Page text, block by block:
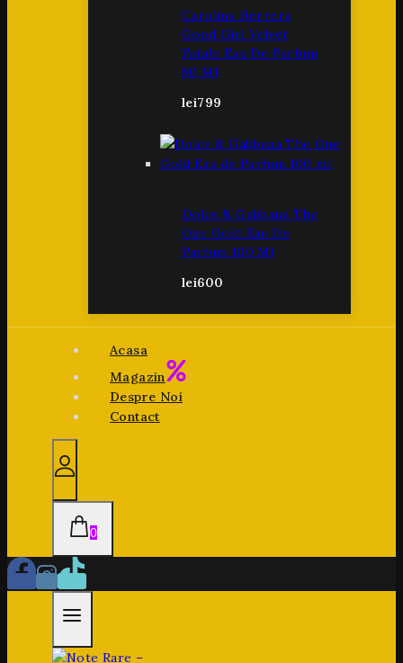
Carolina Herrera
Good Girl Velvet
Fatale Eau De Parfum
80 Ml
lei799
Dolce & Gabbana The
One Gold Eau De
Parfum 100 Ml
lei600
Acasa
Magazin
Despre Noi
Contact
0